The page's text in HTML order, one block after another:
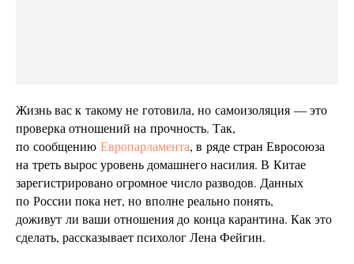
Жизнь вас к такому не готовила, но самоизоляция — это
проверка отношений на прочность. Так,
по сообщению Европарламента, в ряде стран Евросоюза
на треть вырос уровень домашнего насилия. В Китае
зарегистрировано огромное число разводов. Данных
по России пока нет, но вполне реально понять,
доживут ли ваши отношения до конца карантина. Как это
сделать, рассказывает психолог Лена Фейгин.